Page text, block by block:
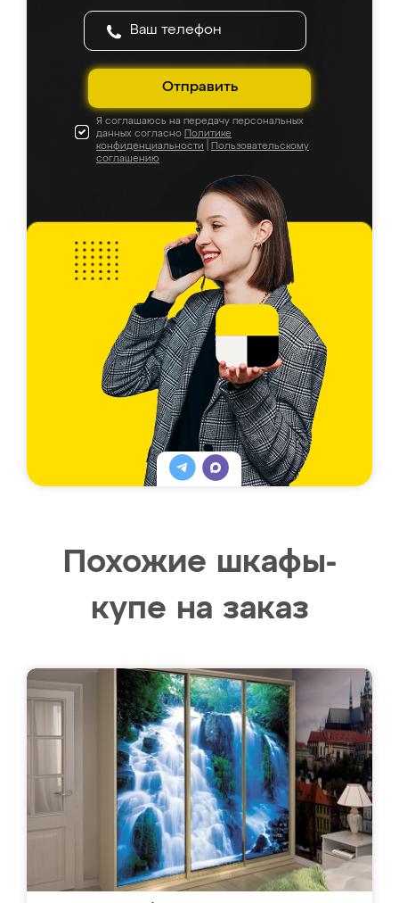
Отправить
Я соглашаюсь на передачу персональных
данных согласно Политике
конфиденциальности
Пользовательскому
соглашению
Похожие шкафы-
купе на заказ